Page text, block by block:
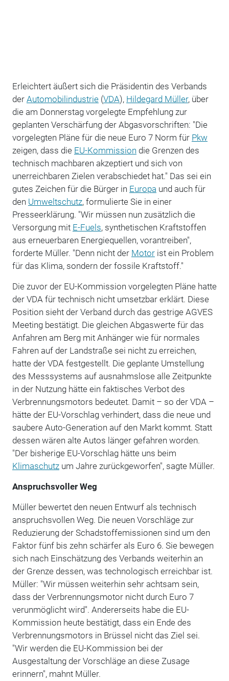
Erleichtert äußert sich die Präsidentin des Verbands
der Automobilindustrie(VDA), Hildegard Müller, über
die am Donnerstag vorgelegte Empfehlung zur
geplanten Verschärfung der Abgasvorschriften: "Die
vorgelegten Pläne für die neue Euro 7 Norm für Pkw
zeigen, dass die EU-Kommission die Grenzen des
technisch machbaren akzeptiert und sich von
unerreichbaren Zielen verabschiedet hat." Das sei ein
gutes Zeichen für die Bürger in Europa und auch für
den Umweltschutz, formulierte Sie in einer
Presseerklärung. "Wir müssen nun zusätzlich die
Versorgung mit E-Fuels, synthetischen Kraftstoffen
aus erneuerbaren Energiequellen, vorantreiben",
forderte Müller. "Denn nicht der Motorist ein Problem
für das Klima, sondern der fossile Kraftstoff."
Die zuvor der EU-Kommission vorgelegten Pläne hatte
der VDA für technisch nicht umsetzbar erklärt. Diese
Position sieht der Verband durch das gestrige AGVES
Meeting bestätigt. Die gleichen Abgaswerte für das
Anfahren am Berg mit Anhänger wie für normales
Fahren auf der Landstraße sei nicht zu erreichen,
hatte der VDA festgestellt. Die geplante Umstellung
des Messsystems auf ausnahmslose alle Zeitpunkte
in der Nutzung hätte ein faktisches Verbot des
Verbrennungsmotors bedeutet. Damit – so der VDA –
hätte der EU-Vorschlag verhindert, dass die neue und
saubere Auto-Generation auf den Markt kommt. Statt
dessen wären alte Autos länger gefahren worden.
"Der bisherige EU-Vorschlag hätte uns beim
Klimaschutzum Jahre zurückgeworfen", sagte Müller.
Anspruchsvoller Weg
Müller bewertet den neuen Entwurf als technisch
anspruchsvollen Weg. Die neuen Vorschläge zur
Reduzierung der Schadstoffemissionen sind um den
Faktor fünf bis zehn schärfer als Euro 6. Sie bewegen
sich nach Einschätzung des Verbands weiterhin an
der Grenze dessen, was technologisch erreichbar ist.
Müller: "Wir müssen weiterhin sehr achtsam sein,
dass der Verbrennungsmotor nicht durch Euro 7
verunmöglicht wird". Andererseits habe die EU-
Kommission heute bestätigt, dass ein Ende des
Verbrennungsmotors in Brüssel nicht das Ziel sei.
"Wir werden die EU-Kommission bei der
Ausgestaltung der Vorschläge an diese Zusage
erinnern", mahnt Müller.